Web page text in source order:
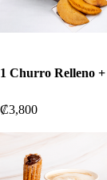
1 Churro Relleno
₡3,800